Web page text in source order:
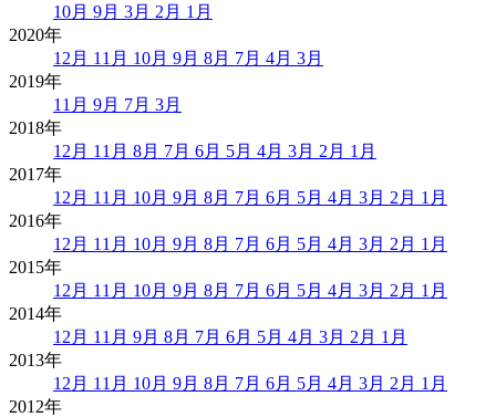
10月 9月 3月 2月 1月
2020年
12月 11月 10月 9月 8月 7月 4月 3月
2019年
11月 9月 7月 3月
2018年
12月 11月 8月 7月 6月 5月 4月 3月 2月 1月
2017年
12月 11月 10月 9月 8月 7月 6月 5月 4月 3月 2月 1月
2016年
12月 11月 10月 9月 8月 7月 6月 5月 4月 3月 2月 1月
2015年
12月 11月 10月 9月 8月 7月 6月 5月 4月 3月 2月 1月
2014年
12月 11月 9月 8月 7月 6月 5月 4月 3月 2月 1月
2013年
12月 11月 10月 9月 8月 7月 6月 5月 4月 3月 2月 1月
2012年